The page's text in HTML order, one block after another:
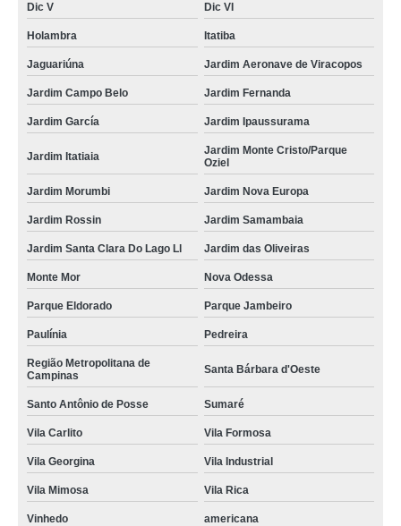
Dic V Dic VI
Holambra Itatiba
Jaguariúna Jardim Aeronave de Viracopos
Jardim Campo Belo Jardim Fernanda
Jardim García Jardim Ipaussurama
Jardim Itatiaia
Jardim Monte Cristo/Parque
Oziel
Jardim Morumbi Jardim Nova Europa
Jardim Rossin Jardim Samambaia
Jardim Santa Clara Do Lago Ll Jardim das Oliveiras
Monte Mor Nova Odessa
Parque Eldorado Parque Jambeiro
Paulínia Pedreira
Região Metropolitana de
Campinas
Santa Bárbara d'Oeste
Santo Antônio de Posse Sumaré
Vila Carlito Vila Formosa
Vila Georgina Vila Industrial
Vila Mimosa Vila Rica
Vinhedo americana